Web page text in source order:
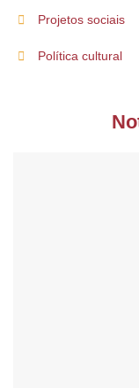
Projetos sociais
Política cultural